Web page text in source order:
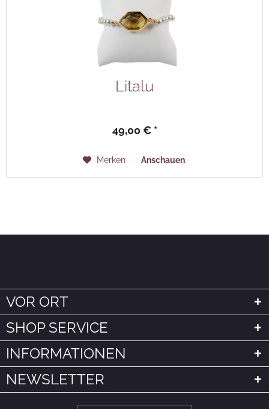
Litalu
49,00 € *
Merken Anschauen
VOR ORT
SHOP SERVICE
INFORMATIONEN
NEWSLETTER